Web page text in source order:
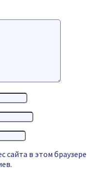
сайта в этом браузере